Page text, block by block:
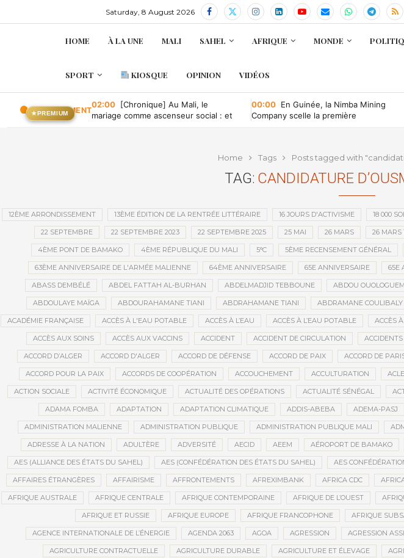
Saturday, 8 August 2026
HOME À LA UNE MALI SAHEL AFRIQUE MONDE
SPORT KIOSQUE OPINION VIDÉOS
EN CE MOMENT
★PREMIUM
02:00 [Chronique] Au Mali, le
mariage comme ascenseur social : et
00:00 En Guinée, la Nimba Mining
Company scelle la première
Home Tags Posts tagged with
TAG: CANDIDATURE
12ÈME ARRONDISSEMENT 13ÈME ÉDITION DE LA RENTRÉE LITTÉRAIRE 16 JOURS D'ACTIVISME 18 000
22 SEPTEMBRE 22 SEPTEMBRE 2023 22 SEPTEMBRE 2025 25 MAI 26 MARS 26 MARS
4ÈME PONT DE BAMAKO 4ÈME RÉPUBLIQUE DU MALI 5°C 5ÈME RECENSEMENT GÉNÉRAL
63ÈME ANNIVERSAIRE DE L'ARMÉE MALIENNE 64ÈME ANNIVERSAIRE 65E ANNIVERSAIRE 65E
ABASS DEMBÉLÉ ABDEL FATTAH AL-BURHAN ABDELMADJID TEBBOUNE ABDOU OUOLOGUEM
ABDOULAYE MAÏGA ABDOURAHAMANE TIANI ABDRAHAMANE TIANI ABDRAMANE COULIBALY
ACADÉMIE FRANÇAISE ACCÈS À L'EAU POTABLE ACCÈS À L’EAU ACCÈS À L’EAU POTABLE ACCÈS
ACCÈS AUX SOINS ACCÈS AUX VACCINS ACCIDENT ACCIDENT DE CIRCULATION
ACCORD D’ALGER ACCORD D'ALGER ACCORD DE DÉFENSE ACCORD DE PAIX ACCORD DE
ACCORD POUR LA PAIX ACCORDS DE COOPÉRATION ACCOUCHEMENT ACCULTURATION
ACTION SOCIALE ACTIVITÉ ÉCONOMIQUE ACTUALITÉ DES OPÉRATIONS ACTUALITÉ SÉNÉGAL
ADAMA FOMBA ADAPTATION ADAPTATION CLIMATIQUE ADDIS-ABEBA ADEMA-PASJ
ADMINISTRATION MALIENNE ADMINISTRATION PUBLIQUE ADMINISTRATION PUBLIQUE MALI
ADRESSE À LA NATION ADULTÈRE ADVERSITÉ AECID AEEM AÉROPORT DE BAMAKO
AES (ALLIANCE DES ÉTATS DU SAHEL) AES (CONFÉDÉRATION DES ÉTATS DU SAHEL) AES
AFFAIRES ÉTRANGÈRES AFFAIRISME AFFRONTEMENTS AFREXIMBANK AFRICA CDC
AFRIQUE AUSTRALE AFRIQUE CENTRALE AFRIQUE CONTEMPORAINE AFRIQUE DE L’OUEST
AFRIQUE ET RUSSIE AFRIQUE EUROPE AFRIQUE FRANCOPHONE AFRIQUE
AGENCE INTERNATIONALE DE L’ÉNERGIE AGENDA 2063 AGOA AGRESSION AGRESSION
AGRICULTURE CONTRACTUELLE AGRICULTURE DURABLE AGRICULTURE ET ÉLEVAGE